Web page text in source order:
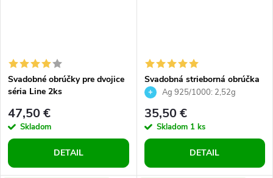
Svadobné obrúčky pre dvojice
séria Line 2ks
47,50 €
Skladom
DETAIL
Svadobná strieborná obrúčka
tvar D oblá dámsky prsteň
obrúčka
Ag 925/1000: 2,52g
35,50 €
Skladom 1 ks
DETAIL